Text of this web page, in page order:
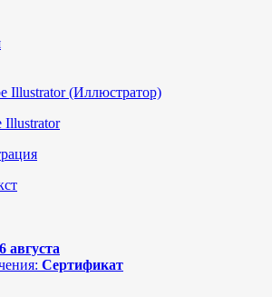
Illustrator (Иллюстратор)
Illustrator
августа
Сертификат